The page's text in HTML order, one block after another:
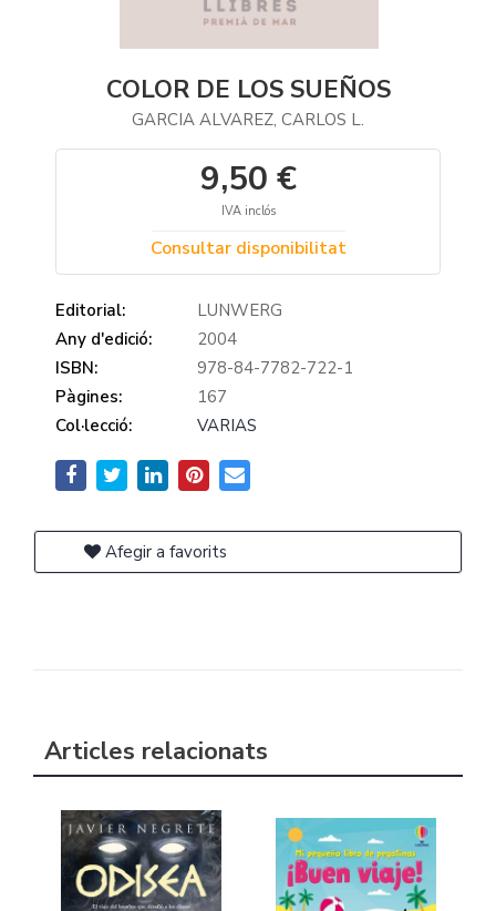
COLOR DE LOS SUEÑOS
GARCIA ALVAREZ, CARLOS L.
9,50 €
IVA inclós
Consultar disponibilitat
Editorial:
LUNWERG
Any d'edició:
2004
ISBN:
978-84-7782-722-1
Pàgines:
167
Col·lecció:
VARIAS
Afegir a favorits
Articles relacionats